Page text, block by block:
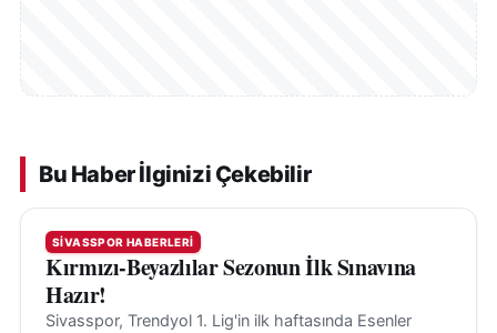
Bu Haber İlginizi Çekebilir
SIVASSPOR HABERLERI
Kırmızı-Beyazlılar Sezonun İlk Sınavına
Hazır!
Sivasspor, Trendyol 1. Lig'in ilk haftasında Esenler